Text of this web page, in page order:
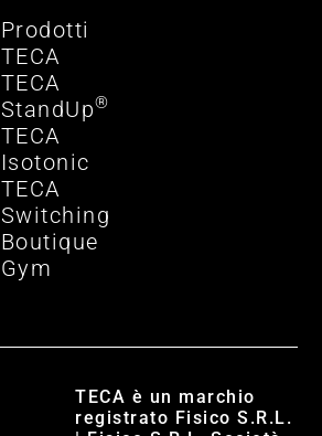
Prodotti
TECA
TECA
StandUp®
TECA
Isotonic
TECA
Switching
Boutique
Gym
TECA è un marchio
registrato Fisico S.R.L.